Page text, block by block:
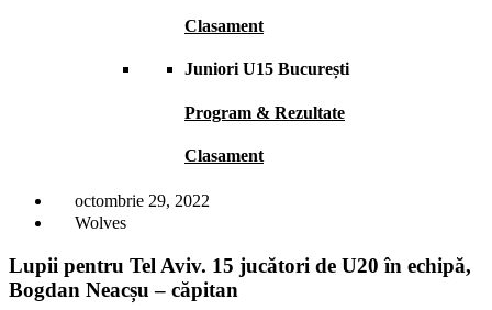
Clasament
Juniori U15 București
Program & Rezultate
Clasament
octombrie 29, 2022
Wolves
Lupii pentru Tel Aviv. 15 jucători de U20 în echipă,
Bogdan Neacșu – căpitan